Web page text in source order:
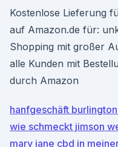
Kostenlose Lieferung
auf Amazon.de für:
Shopping mit großer
alle Kunden mit
durch Amazon
hanfgeschäft
wie schmeckt jimson
mary jane cbd in